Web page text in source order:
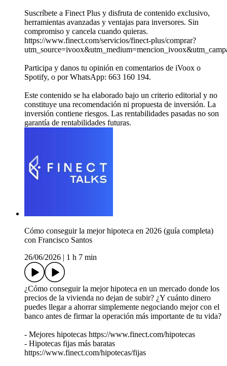
Suscríbete a Finect Plus y disfruta de contenido exclusivo,
herramientas avanzadas y ventajas para inversores. Sin
compromiso y cancela cuando quieras.
https://www.finect.com/servicios/finect-plus/comprar?
Participa y danos tu opinión en comentarios de iVoox o
Spotify, o por WhatsApp: 663 160 194.
Este contenido se ha elaborado bajo un criterio editorial y no
constituye una recomendación ni propuesta de inversión. La
inversión contiene riesgos. Las rentabilidades pasadas no son
garantía de rentabilidades futuras.
Cómo conseguir la mejor hipoteca en 2026 (guía completa) ️
con Francisco Santos
26/06/2026
1 h 7 min
¿Cómo conseguir la mejor hipoteca en un mercado donde los
precios de la vivienda no dejan de subir? ¿Y cuánto dinero
puedes llegar a ahorrar simplemente negociando mejor con el
banco antes de firmar la operación más importante de tu vida?
- Mejores hipotecas https://www.finect.com/hipotecas
- Hipotecas fijas más baratas
https://www.finect.com/hipotecas/fijas